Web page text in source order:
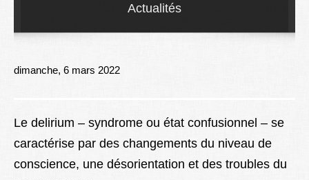
Droit
Lexique
Actualités
dimanche, 6 mars 2022
Le delirium – syndrome ou état confusionnel – se
caractérise par des changements du niveau de
conscience, une désorientation et des troubles du